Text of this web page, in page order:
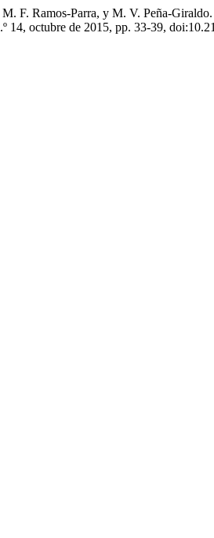
M. F. Ramos-Parra, y M. V. Peña-
14, octubre de 2015, pp. 33-39,